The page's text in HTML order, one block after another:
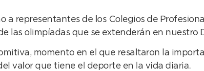
representantes de los Colegios de
las olimpíadas que se extenderán en nuestro
momento en el que resaltaron la
valor que tiene el deporte en la vida diaria.